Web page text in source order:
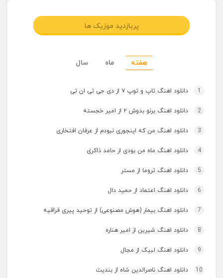
پربازدید موزیک ها
هفته ماه سال
1 دانلود اهنگ تاپ و توپ ۷ از دی جی تی ان تی
2 دانلود اهنگ برنو بدوش ۲ از امیر خجسته
3 دانلود اهنگ من که اینجوری نبودم از عرفان افتخاری
4 دانلود اهنگ ماه من بودی از حامد ذاکری
5 دانلود اهنگ تروما از مستر
6 دانلود اهنگ اعتماد از حمید دال
7 دانلود اهنگ بیمار (هوش مصنوعی) از توحید پیری قراقیه
8 دانلود اهنگ شیرین از امیر هناره
9 دانلود اهنگ لبیک از مجال
10 دانلود اهنگ ناصرالدین شاه از بندیت